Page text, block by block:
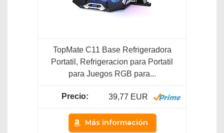
TopMate C11 Base Refrigeradora
Portatil, Refrigeracion para Portatil
para Juegos RGB para...
39,77 EUR
Más información